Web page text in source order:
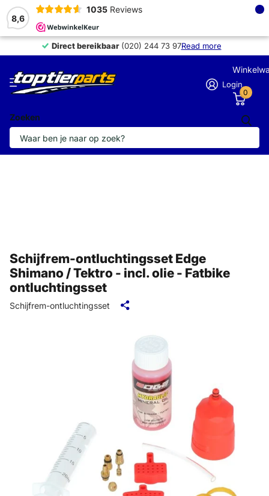
8,6
1035 Reviews ×
Direct bereikbaar(020) 244 73 97Read more
Direct bereikbaar
Zoeken
Login
0
Schijfrem-ontluchtingsset Edge
Shimano / Tektro - incl. olie - Fatbike
ontluchtingsset
Schijfrem-ontluchtingsset